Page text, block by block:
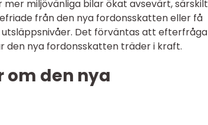
miljövänliga bilar ökat avsevärt, särskilt
från den nya fordonsskatten eller få
Det förväntas att
nya fordonsskatten träder i kraft.
den nya